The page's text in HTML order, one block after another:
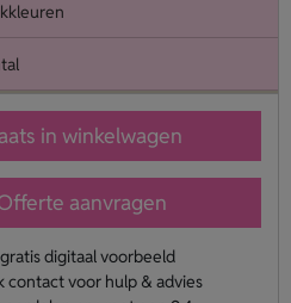
in winkelwagen
aanvragen
digitaal voorbeeld
contact voor hulp & advies